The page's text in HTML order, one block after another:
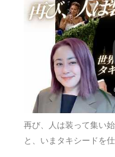
再び、人は装って集い
と、いまタキシードを